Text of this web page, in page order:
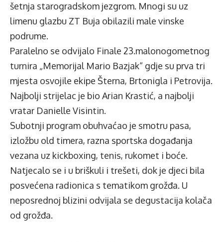
šetnja starogradskom jezgrom. Mnogi su uz
limenu glazbu ZT Buja obilazili male vinske
podrume.
Paralelno se odvijalo Finale 23.malonogometnog
turnira „Memorijal Mario Bazjak“ gdje su prva tri
mjesta osvojile ekipe Šterna, Brtonigla i Petrovija.
Najbolji strijelac je bio Arian Krastić, a najbolji
vratar Danielle Visintin.
Subotnji program obuhvaćao je smotru pasa,
izložbu old timera, razna sportska događanja
vezana uz kickboxing, tenis, rukomet i boće.
Natjecalo se i u briškuli i trešeti, dok je djeci bila
posvećena radionica s tematikom grožđa. U
neposrednoj blizini odvijala se degustacija kolača
od grožđa.